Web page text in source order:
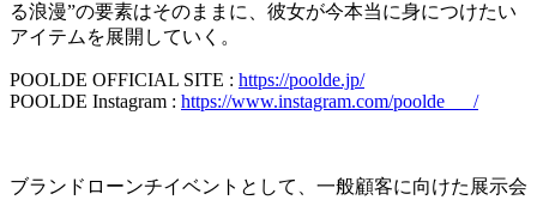
る浪漫”の要素はそのままに、彼女が今本当に身につけたい
アイテムを展開していく。
POOLDE OFFICIAL SITE : https://poolde.jp/
POOLDE Instagram : https://www.instagram.com/poolde___/
ブランドローンチイベントとして、一般顧客に向けた展示会